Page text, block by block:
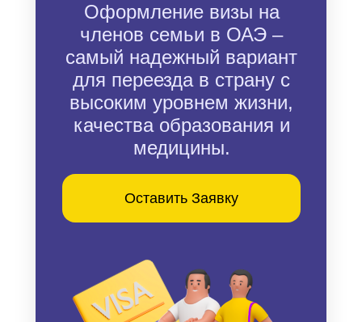
Оформление визы на
членов семьи в ОАЭ –
самый надежный вариант
для переезда в страну с
высоким уровнем жизни,
качества образования и
медицины.
Оставить Заявку